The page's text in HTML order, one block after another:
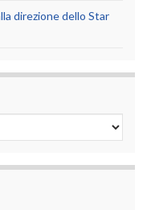
direzione dello Star